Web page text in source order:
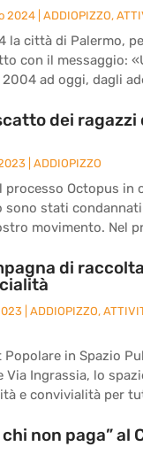
2024 ADDIOPIZZO,
la città di Palermo,
con il messaggio:
ad oggi, dagli
dei
ADDIOPIZZO
processo Octopus
sono stati
movimento. Nel
di
ADDIOPIZZO,
in Spazio
Ingrassia, lo
e convivialità per
non paga” al